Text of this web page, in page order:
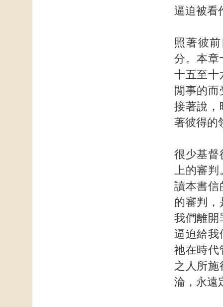
逼迫被看
照著彼
分。本章
十五至十
閒事的
接著說，
著彼得的
很少基督
上的審判
讀本書信
的審判，
我們離開
逼迫給我
祂在時代
之人所
淪，永遠